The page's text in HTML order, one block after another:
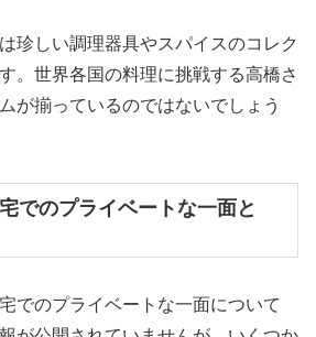
珍しい調理器具やスパイスのコレク
。世界各国の料理に挑戦する高橋さ
が揃っているのではないでしょう
でのプライベートな一面と
でのプライベートな一面について